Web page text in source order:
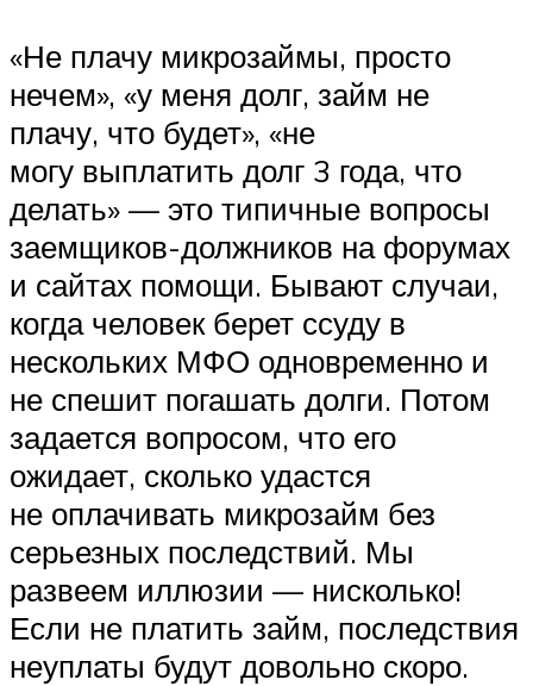
«Не плачу микрозаймы, просто
нечем», «у меня долг, займ не
плачу, что будет», «не
могу выплатить долг 3 года, что
делать» — это типичные вопросы
заемщиков-должников на форумах
и сайтах помощи. Бывают случаи,
когда человек берет ссуду в
нескольких МФО одновременно и
не спешит погашать долги. Потом
задается вопросом, что его
ожидает, сколько удастся
не оплачивать микрозайм без
серьезных последствий. Мы
развеем иллюзии — нисколько!
Если не платить займ, последствия
неуплаты будут довольно скоро.